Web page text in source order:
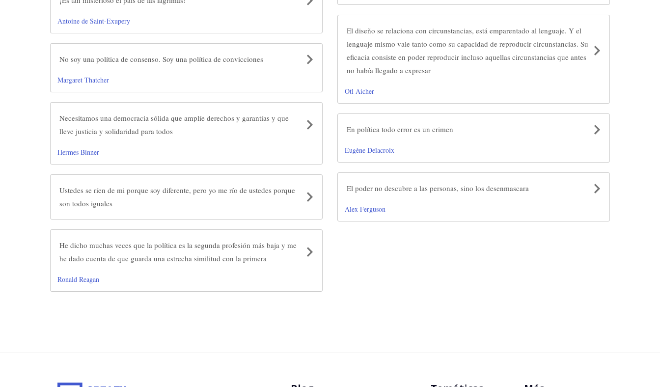
Antoine de Saint-Exupery
No soy una política de consenso. Soy una política de convicciones
Margaret Thatcher
Necesitamos una democracia sólida que amplíe derechos y garantías y que
lleve justicia y solidaridad para todos
Hermes Binner
Ustedes se ríen de mi porque soy diferente, pero yo me río de ustedes porque
son todos iguales
He dicho muchas veces que la política es la segunda profesión más baja y me
he dado cuenta de que guarda una estrecha similitud con la primera
Ronald Reagan
El diseño se relaciona con circunstancias, está emparentado al lenguaje. Y el
lenguaje mismo vale tanto como su capacidad de reproducir circunstancias. Su
eficacia consiste en poder reproducir incluso aquellas circunstancias que antes
no había llegado a expresar
Otl Aicher
En política todo error es un crimen
Eugène Delacroix
El poder no descubre a las personas, sino los desenmascara
Alex Ferguson